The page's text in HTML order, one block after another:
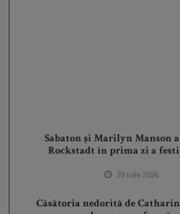
Sabaton și Marilyn Manson
Rockstadt în prima zi a
29 Iulie 2026
Căsătoria nedorită de